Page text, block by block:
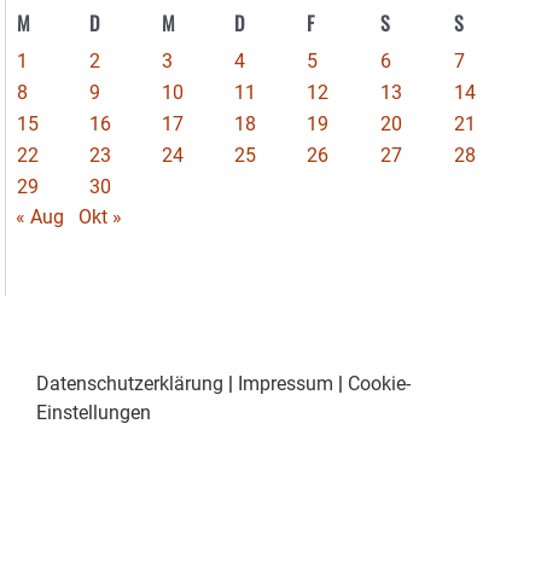
M D M D F S S
1 2 3 4 5 6
7
8
9 10 11 12 13
14
15
16 17 18 19 20
21
22
23 24 25 26 27
28
29
30
« Aug
Okt »
Datenschutzerklärung Impressum
Cookie-
Einstellungen